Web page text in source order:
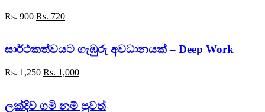
Rs.900 Original
Rs. 900.
Rs. 720Current
Rs. 720.
සාර්ථකත්වයට ගැඹුරු අවධානයක් – Deep Work
Rs.1,250 Original
Rs. 1,250.
Rs. 1,000Current
Rs. 1,000.
ලක්දිව ගමි නම් පුවත්